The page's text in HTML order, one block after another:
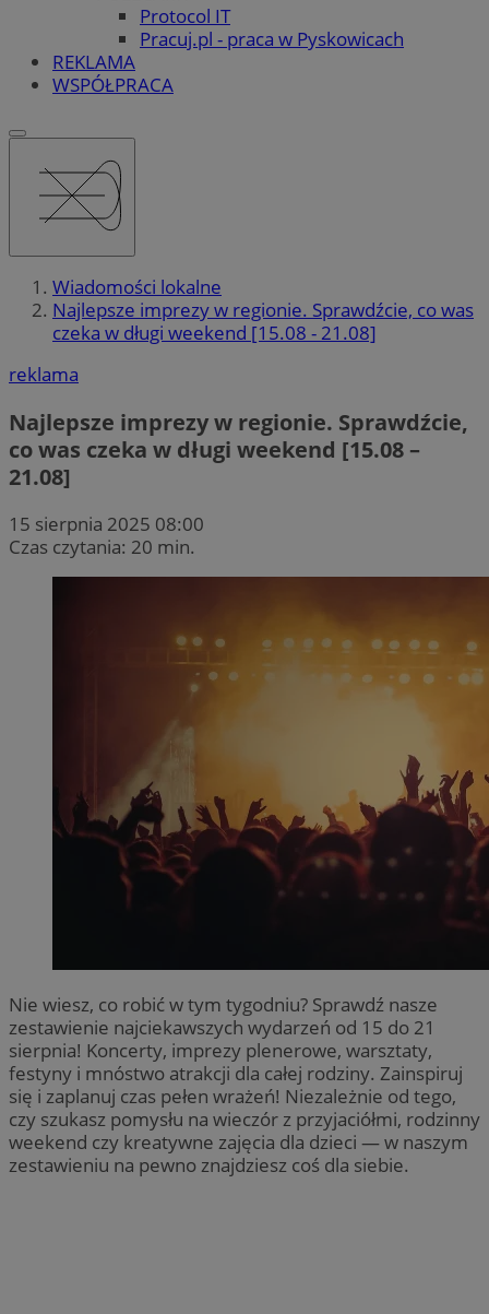
Protocol IT
Pracuj.pl - praca w Pyskowicach
REKLAMA
WSPÓŁPRACA
Wiadomości lokalne
Najlepsze imprezy w regionie. Sprawdźcie, co was
czeka w długi weekend [15.08 - 21.08]
reklama
Najlepsze imprezy w regionie. Sprawdźcie,
co was czeka w długi weekend [15.08 –
21.08]
15 sierpnia 2025 08:00
Czas czytania: 20 min.
Nie wiesz, co robić w tym tygodniu? Sprawdź nasze
zestawienie najciekawszych wydarzeń od 15 do 21
sierpnia! Koncerty, imprezy plenerowe, warsztaty,
festyny i mnóstwo atrakcji dla całej rodziny. Zainspiruj
się i zaplanuj czas pełen wrażeń! Niezależnie od tego,
czy szukasz pomysłu na wieczór z przyjaciółmi, rodzinny
weekend czy kreatywne zajęcia dla dzieci — w naszym
zestawieniu na pewno znajdziesz coś dla siebie.